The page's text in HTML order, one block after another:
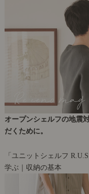
オープンシェルフの地震
だくために。
「ユニットシェルフ
学ぶ｜収納の基本